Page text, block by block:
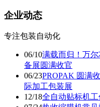
企业动态
专注包装自动化
06/10满载而归！万
备展圆满收官
06/23PROPAK 圆满
际加工包装展
12/18全自动贴标机工